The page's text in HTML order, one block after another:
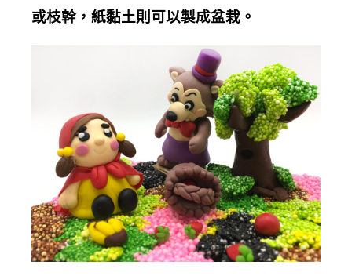
或枝幹，紙黏土則可以製成盆栽。